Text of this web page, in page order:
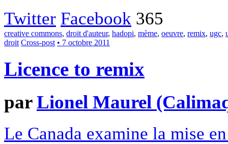
Twitter Facebook 365
creative commons, droit d'auteur, hadopi, mème, oeuvre, remix, ugc,
droit Cross-post • 7 octobre 2011
Licence to remix
parLionel Maurel
Le Canada examine la mise